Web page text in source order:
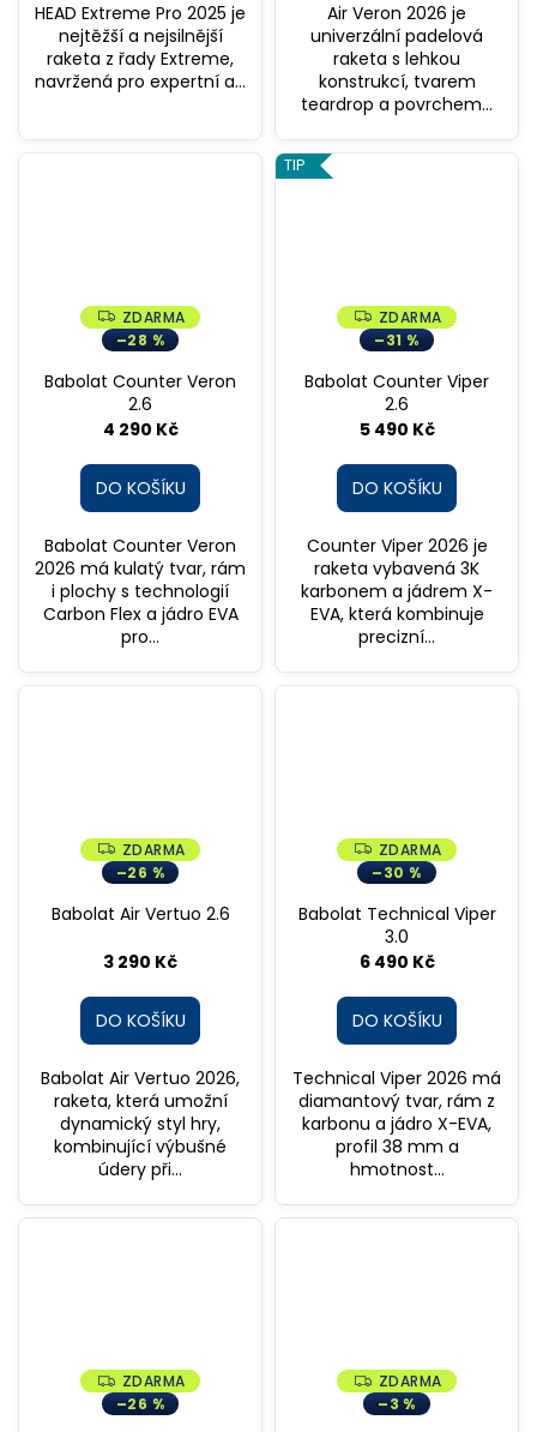
HEAD Extreme Pro 2025 je
nejtěžší a nejsilnější
raketa z řady Extreme,
navržená pro expertní a...
Air Veron 2026 je
univerzální padelová
raketa s lehkou
konstrukcí, tvarem
teardrop a povrchem...
Z
D
A
M
ZDARMA
–28 %
Babolat Counter Veron
2.6
4 290 Kč
DO KOŠÍKU
Babolat Counter Veron
2026 má kulatý tvar, rám
i plochy s technologií
Carbon Flex a jádro EVA
pro...
TIP
Z
D
A
M
ZDARMA
–31 %
Babolat Counter Viper
2.6
5 490 Kč
DO KOŠÍKU
Counter Viper 2026 je
raketa vybavená 3K
karbonem a jádrem X-
EVA, která kombinuje
precizní...
Z
D
A
M
ZDARMA
–26 %
Babolat Air Vertuo 2.6
3 290 Kč
DO KOŠÍKU
Babolat Air Vertuo 2026,
raketa, která umožní
dynamický styl hry,
kombinující výbušné
údery při...
Z
D
A
M
ZDARMA
–30 %
Babolat Technical Viper
3.0
6 490 Kč
DO KOŠÍKU
Technical Viper 2026 má
diamantový tvar, rám z
karbonu a jádro X-EVA,
profil 38 mm a
hmotnost...
Z
D
A
ZDARMA
–26 %
Z
D
A
ZDARMA
–3 %
u
e
e